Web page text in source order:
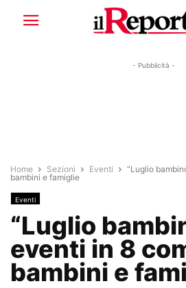
- Pubblicità -
Home Sezioni Eventi
“Luglio
bambini e famiglie
Eventi
“Luglio
eventi in 8
bambini e